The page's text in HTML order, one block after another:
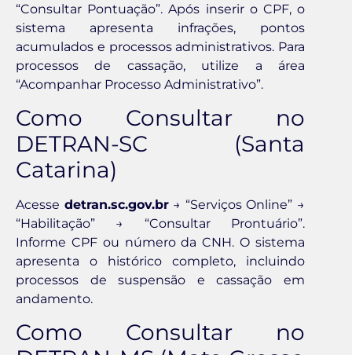
“Consultar Pontuação”. Após inserir o CPF, o
sistema apresenta infrações, pontos
acumulados e processos administrativos. Para
processos de cassação, utilize a área
“Acompanhar Processo Administrativo”.
Como Consultar no
DETRAN-SC (Santa
Catarina)
Acesse detran.sc.gov.br→ “Serviços Online” →
“Habilitação” → “Consultar Prontuário”.
Informe CPF ou número da CNH. O sistema
apresenta o histórico completo, incluindo
processos de suspensão e cassação em
andamento.
Como Consultar no